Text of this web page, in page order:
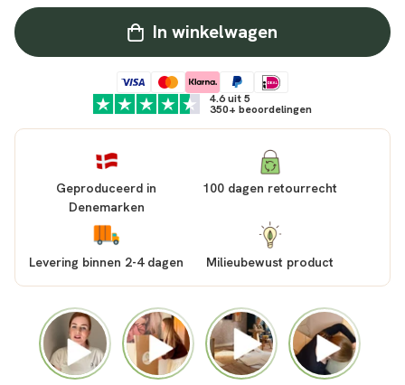
In winkelwagen
4.6 uit 5
350+ beoordelingen
Geproduceerd in
Denemarken
100 dagen retourrecht
Levering binnen 2-4 dagen Milieubewust product